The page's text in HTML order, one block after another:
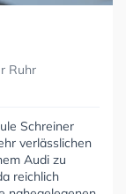
Ruhr
Schreiner
verlässlichen
Audi zu
reichlich